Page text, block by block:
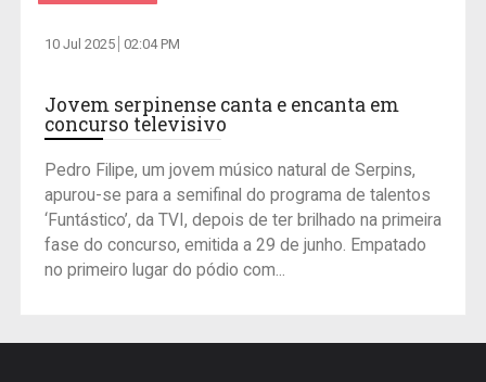
10 Jul 2025 02:04 PM
Jovem serpinense canta e encanta em
concurso televisivo
Pedro Filipe, um jovem músico natural de Serpins,
apurou-se para a semifinal do programa de talentos
‘Funtástico’, da TVI, depois de ter brilhado na primeira
fase do concurso, emitida a 29 de junho. Empatado
no primeiro lugar do pódio com...